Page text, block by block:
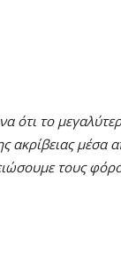
ότι το
ακρίβειας μέσα
τους